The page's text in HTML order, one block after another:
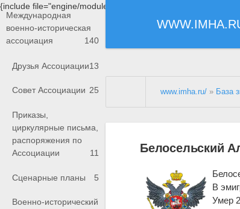
{include file="engine/modules/saperu/head.php"}
Международная
военно-историческая
ассоциация
140
Друзья Ассоциации13
Совет Ассоциации 25
Приказы,
циркулярные письма,
распоряжения по
Ассоциации
11
Сценарные планы 5
Военно-исторический
www.imha.ru/ » База
Белосельский
В
Умер